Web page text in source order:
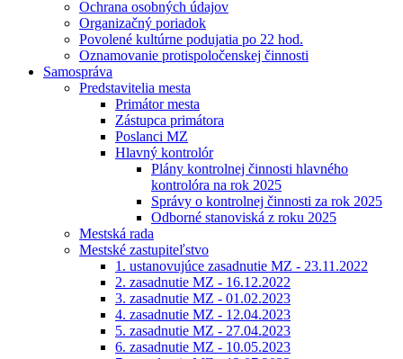
Ochrana osobných údajov
Organizačný poriadok
Povolené kultúrne podujatia po 22 hod.
Oznamovanie protispoločenskej činnosti
Samospráva
Predstavitelia mesta
Primátor mesta
Zástupca primátora
Poslanci MZ
Hlavný kontrolór
Plány kontrolnej činnosti hlavného
kontrolóra na rok 2025
Správy o kontrolnej činnosti za rok 2025
Odborné stanoviská z roku 2025
Mestská rada
Mestské zastupiteľstvo
1. ustanovujúce zasadnutie MZ - 23.11.2022
2. zasadnutie MZ - 16.12.2022
3. zasadnutie MZ - 01.02.2023
4. zasadnutie MZ - 12.04.2023
5. zasadnutie MZ - 27.04.2023
6. zasadnutie MZ - 10.05.2023